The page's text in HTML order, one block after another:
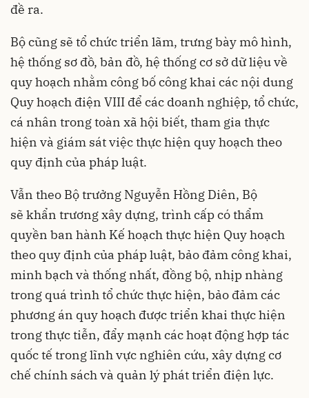
đề ra.
Bộ cũng sẽ tổ chức triển lãm, trưng bày mô hình,
hệ thống sơ đồ, bản đồ, hệ thống cơ sở dữ liệu về
quy hoạch nhằm công bố công khai các nội dung
Quy hoạch điện VIII để các doanh nghiệp, tổ chức,
cá nhân trong toàn xã hội biết, tham gia thực
hiện và giám sát việc thực hiện quy hoạch theo
quy định của pháp luật.
Vẫn theo Bộ trưởng Nguyễn Hồng Diên, Bộ
sẽ khẩn trương xây dựng, trình cấp có thẩm
quyền ban hành Kế hoạch thực hiện Quy hoạch
theo quy định của pháp luật, bảo đảm công khai,
minh bạch và thống nhất, đồng bộ, nhịp nhàng
trong quá trình tổ chức thực hiện, bảo đảm các
phương án quy hoạch được triển khai thực hiện
trong thực tiễn, đẩy mạnh các hoạt động hợp tác
quốc tế trong lĩnh vực nghiên cứu, xây dựng cơ
chế chính sách và quản lý phát triển điện lực.